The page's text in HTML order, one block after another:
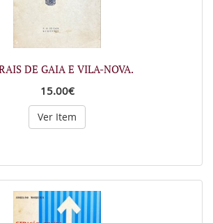
DE GAIA E VILA-NOVA.
15.00€
Ver Item